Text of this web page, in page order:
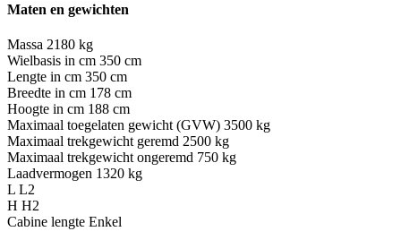
Maten en gewichten
Massa 2180 kg
Wielbasis in cm 350 cm
Lengte in cm 350 cm
Breedte in cm 178 cm
Hoogte in cm 188 cm
Maximaal toegelaten gewicht (GVW) 3500 kg
Maximaal trekgewicht geremd 2500 kg
Maximaal trekgewicht ongeremd 750 kg
Laadvermogen 1320 kg
L L2
H H2
Cabine lengte Enkel